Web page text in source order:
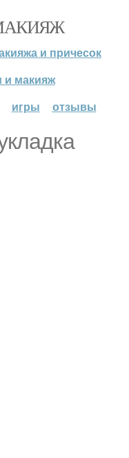
и причесок
и макияж
игры отзывы